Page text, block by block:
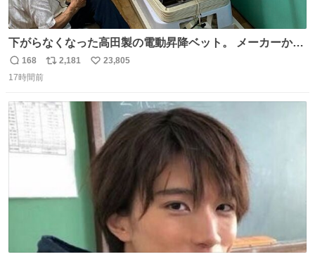
下がらなくなった高田製の電動昇降ベット。 メーカーから
は、完全に見放されたんですが、 見事に85歳の父が治しま
した。 うちの父は、トヨタカローラのボディをオート生産
の配線をハンダで修理している横で、
返
信
168
リ
ト
2,181
い
23,805
17時間前